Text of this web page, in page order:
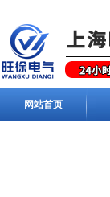
网站首页